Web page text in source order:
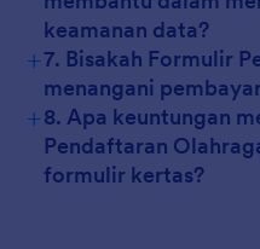
keamanan data?
+7. Bisakah Formulir
menangani
+8. Apa keuntungan
Pendaftaran
formulir kertas?